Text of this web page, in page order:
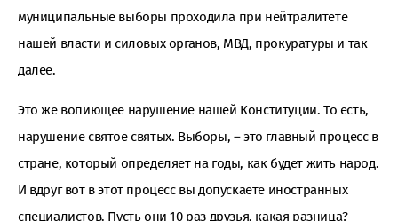
муниципальные выборы проходила при нейтралитете
нашей власти и силовых органов, МВД, прокуратуры и так
далее.
Это же вопиющее нарушение нашей Конституции. То есть,
нарушение святое святых. Выборы, – это главный процесс в
стране, который определяет на годы, как будет жить народ.
И вдруг вот в этот процесс вы допускаете иностранных
специалистов. Пусть они 10 раз друзья, какая разница?